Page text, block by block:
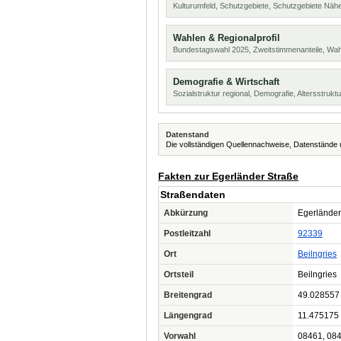
Kulturumfeld, Schutzgebiete, Schutzgebiete
Wahlen & Regionalprofil
Bundestagswahl 2025, Zweitstimmenanteile,
Demografie & Wirtschaft
Sozialstruktur regional, Demografie,
Datenstand
Die vollständigen Quellennachweise,
Fakten zur Egerländer Straße
Straßendaten
Abkürzung
Postleitzahl 92339
Ort Beilngries
Ortsteil Beilngries
Breitengrad 49.028557
Längengrad 11.475175
Vorwahl 08461,